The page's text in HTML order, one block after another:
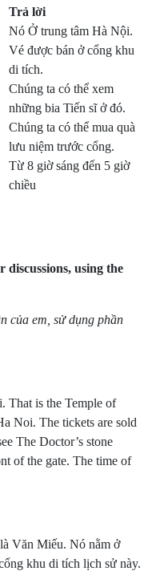
Trả lời
Nó Ở trung tâm Hà Nội.
Vé được bán ở cổng khu
di tích.
Chúng ta có thể xem
những bia Tiến sĩ ở đó.
Chúng ta có thể mua quà
lưu niệm trước cổng.
Từ 8 giờ sáng đến 5 giờ
chiều
using the
của em, sử dụng phần
That is the Temple of
Noi. The tickets are sold
The Doctor’s stone
of the gate. The time of
Văn Miếu. Nó nằm ở
khu di tích lịch sử này.